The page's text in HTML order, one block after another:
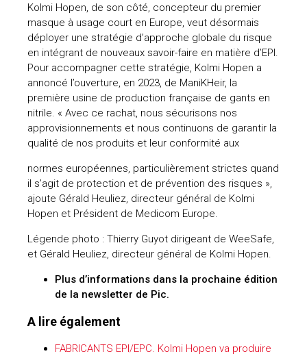
Kolmi Hopen, de son côté, concepteur du premier
masque à usage court en Europe, veut désormais
déployer une stratégie d’approche globale du risque
en intégrant de nouveaux savoir-faire en matière d’EPI.
Pour accompagner cette stratégie, Kolmi Hopen a
annoncé l’ouverture, en 2023, de ManiKHeir, la
première usine de production française de gants en
nitrile. « Avec ce rachat, nous sécurisons nos
approvisionnements et nous continuons de garantir la
qualité de nos produits et leur conformité aux
normes européennes, particulièrement strictes quand
il s’agit de protection et de prévention des risques »,
ajoute Gérald Heuliez, directeur général de Kolmi
Hopen et Président de Medicom Europe.
Légende photo : Thierry Guyot dirigeant de WeeSafe,
et Gérald Heuliez, directeur général de Kolmi Hopen.
Plus d’informations dans la prochaine édition
de la newsletter de Pic.
A lire également
FABRICANTS EPI/EPC. Kolmi Hopen va produire